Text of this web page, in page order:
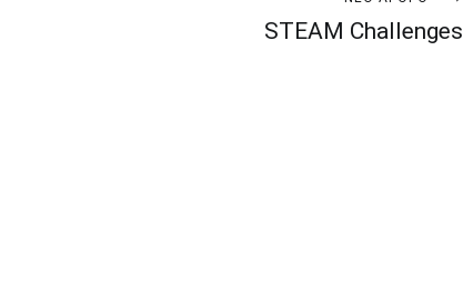
STEAM Challenges